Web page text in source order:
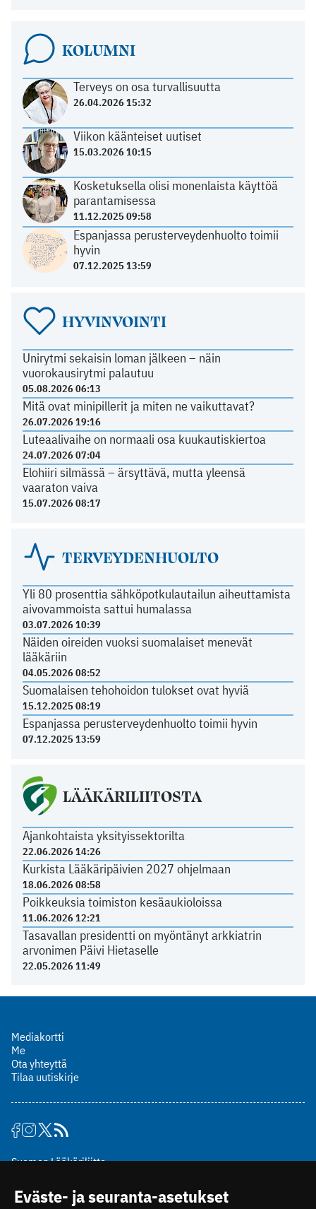
KOLUMNI
Terveys on osa turvallisuutta
26.04.2026 15:32
Viikon käänteiset uutiset
15.03.2026 10:15
Kosketuksella olisi monenlaista käyttöä
parantamisessa
11.12.2025 09:58
Espanjassa perusterveydenhuolto toimii
hyvin
07.12.2025 13:59
HYVINVOINTI
Unirytmi sekaisin loman jälkeen – näin
vuorokausirytmi palautuu
05.08.2026 06:13
Mitä ovat minipillerit ja miten ne vaikuttavat?
26.07.2026 19:16
Luteaalivaihe on normaali osa kuukautiskiertoa
24.07.2026 07:04
Elohiiri silmässä – ärsyttävä, mutta yleensä
vaaraton vaiva
15.07.2026 08:17
TERVEYDENHUOLTO
Yli 80 prosenttia sähköpotkulautailun aiheuttamista
aivovammoista sattui humalassa
03.07.2026 10:39
Näiden oireiden vuoksi suomalaiset menevät
lääkäriin
04.05.2026 08:52
Suomalaisen tehohoidon tulokset ovat hyviä
15.12.2025 08:19
Espanjassa perusterveydenhuolto toimii hyvin
07.12.2025 13:59
LÄÄKÄRILIITOSTA
Ajankohtaista yksityissektorilta
22.06.2026 14:26
Kurkista Lääkäripäivien 2027 ohjelmaan
18.06.2026 08:58
Poikkeuksia toimiston kesäaukioloissa
11.06.2026 12:21
Tasavallan presidentti on myöntänyt arkkiatrin
arvonimen Päivi Hietaselle
22.05.2026 11:49
Mediakortti
Me
Ota yhteyttä
Tilaa uutiskirje
Suomen Lääkäriliitto
00510 Helsinki
Eväste- ja seuranta-asetukset